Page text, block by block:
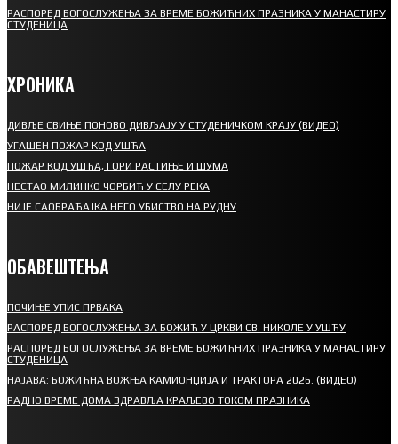
РАСПОРЕД БОГОСЛУЖЕЊА ЗА ВРЕМЕ БОЖИЋНИХ ПРАЗНИКА У МАНАСТИРУ
СТУДЕНИЦА
ХРОНИКА
ДИВЉЕ СВИЊЕ ПОНОВО ДИВЉАЈУ У СТУДЕНИЧКОМ КРАЈУ (ВИДЕО)
УГАШЕН ПОЖАР КОД УШЋА
ПОЖАР КОД УШЋА, ГОРИ РАСТИЊЕ И ШУМА
НЕСТАО МИЛИНКО ЧОРБИЋ У СЕЛУ РЕКА
НИЈЕ САОБРАЋАЈКА НЕГО УБИСТВО НА РУДНУ
ОБАВЕШТЕЊА
ПОЧИЊЕ УПИС ПРВАКА
РАСПОРЕД БОГОСЛУЖЕЊА ЗА БОЖИЋ У ЦРКВИ СВ. НИКОЛЕ У УШЋУ
РАСПОРЕД БОГОСЛУЖЕЊА ЗА ВРЕМЕ БОЖИЋНИХ ПРАЗНИКА У МАНАСТИРУ
СТУДЕНИЦА
НАЈАВА: БОЖИЋНА ВОЖЊА КАМИОНЏИЈА И ТРАКТОРА 2026. (ВИДЕО)
РАДНО ВРЕМЕ ДОМА ЗДРАВЉА КРАЉЕВО ТОКОМ ПРАЗНИКА